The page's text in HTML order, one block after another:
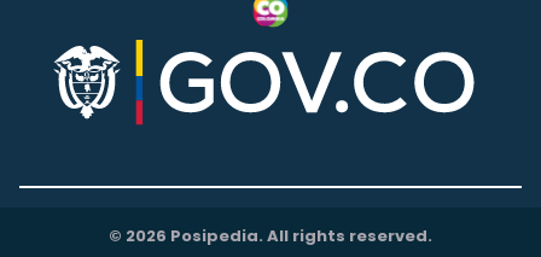
© 2026 Posipedia. All rights reserved.